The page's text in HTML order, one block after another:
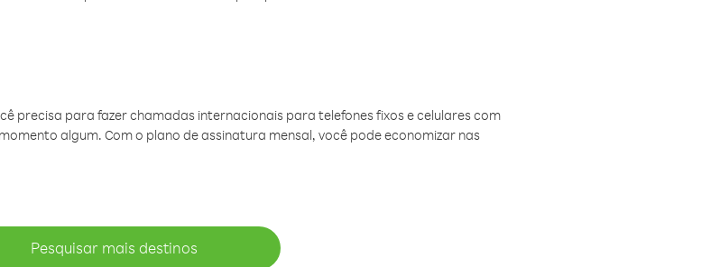
precisa para fazer chamadas internacionais para telefones fixos e celulares com
algum. Com o plano de assinatura mensal, você pode economizar nas
Pesquisar mais destinos